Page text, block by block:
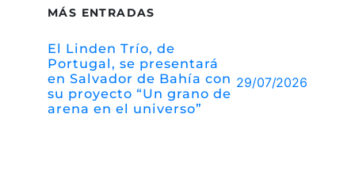
MÁS ENTRADAS
El Linden Trío, de
Portugal, se presentará
en Salvador de Bahía con
su proyecto “Un grano de
arena en el universo”
29/07/2026